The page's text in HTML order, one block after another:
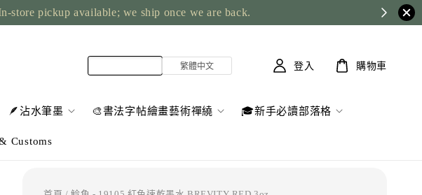
store pickup available; we ship once we are back.
🪶沾水筆墨 🎨書法字帖繪畫藝術禪繞 🎓新手必讀部落格
Customs
登入 購物車